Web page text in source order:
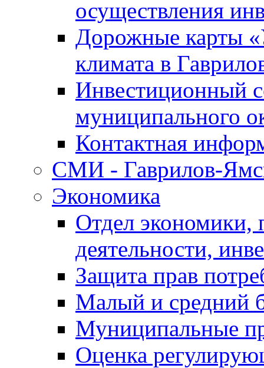
осуществления
Дорожные карты
климата в
Инвестиционный
муниципального
Контактная
СМИ - Гаврилов-
Экономика
Отдел экономики,
деятельности,
Защита прав
Малый и средний
Муниципальные
Оценка